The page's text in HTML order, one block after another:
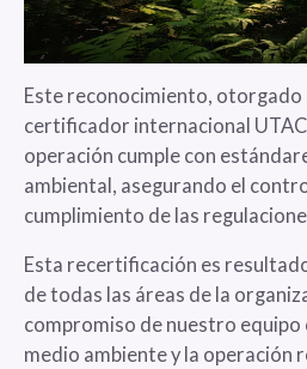
Este reconocimiento, otorgado
certificador internacional
operación cumple con
ambiental, asegurando el
cumplimiento de las
Esta recertificación es
de todas las áreas de la
compromiso de nuestro equipo
medio ambiente y la operación